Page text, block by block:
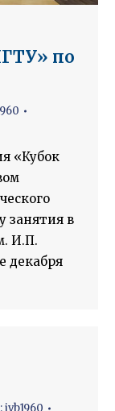
по
«Кубок
занятия в
И.П.
декабря
ivb1960